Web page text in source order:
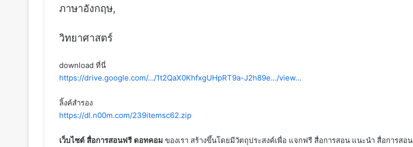
ภาษาอังกฤษ,
วิทยาศาสตร์
download ที่นี่
https://drive.google.com/…/1t2QaX0KhfxgUHpRT9a-J2h89e…/view…
ลิ้งค์สำรอง
https://dl.n00m.com/239itemsc62.zip
เว็บไซต์ สื่อการสอนฟรี ดอทคอม ของเรา สร้างขึ้นโดยมีวัตถุประสงค์เพื่อ แจกฟรี สื่อการสอน แนะนำ สื่อการสอน